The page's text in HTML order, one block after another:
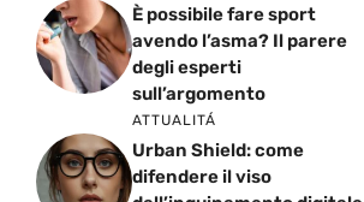
È possibile fare sport
avendo l’asma? Il parere
degli esperti
sull’argomento
ATTUALITÁ
Urban Shield: come
difendere il viso